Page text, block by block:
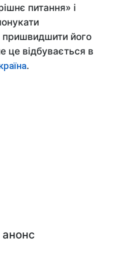
питання» і
пришвидшити його
це відбувається в
.